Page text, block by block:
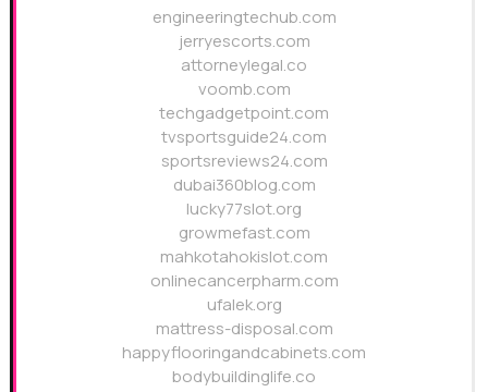
engineeringtechub.com
jerryescorts.com
attorneylegal.co
voomb.com
techgadgetpoint.com
tvsportsguide24.com
sportsreviews24.com
dubai360blog.com
lucky77slot.org
growmefast.com
mahkotahokislot.com
onlinecancerpharm.com
ufalek.org
mattress-disposal.com
happyflooringandcabinets.com
bodybuildinglife.co